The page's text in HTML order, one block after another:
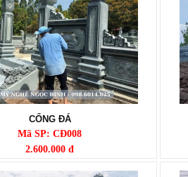
CỔNG ĐÁ
Mã SP: CĐ008
2.600.000 đ